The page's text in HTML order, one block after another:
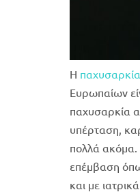
Η παχυσαρκία
Ευρωπαίων
παχυσαρκία
υπέρταση,
πολλά ακόμα.
επέμβαση
και με